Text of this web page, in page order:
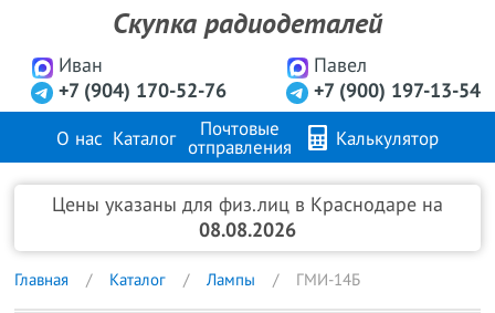
Иван
+7 (904) 170-52-76
Павел
+7 (900) 197-13-54
Скупка радиодеталей
О нас Каталог
Почтовые
отправления
Калькулятор
Продажа металлов Контакты
Цены указаны для физ.лиц в Краснодаре на
08.08.2026
Главная Каталог Лампы ГМИ-14Б